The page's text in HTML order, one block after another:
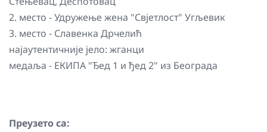
2. место - Удружење жена "Свјетлост" Угљевик
3. место - Славенка Дрчелић
најаутентичније јело: жганци
медаља - ЕКИПА "Ђед 1 и ђед 2" из Београда
Преузето са: